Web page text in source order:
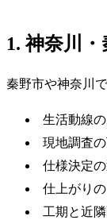
1. 神奈川
秦野市や神奈川
生活動線
現地調査
仕様決定
仕上がり
工期と近